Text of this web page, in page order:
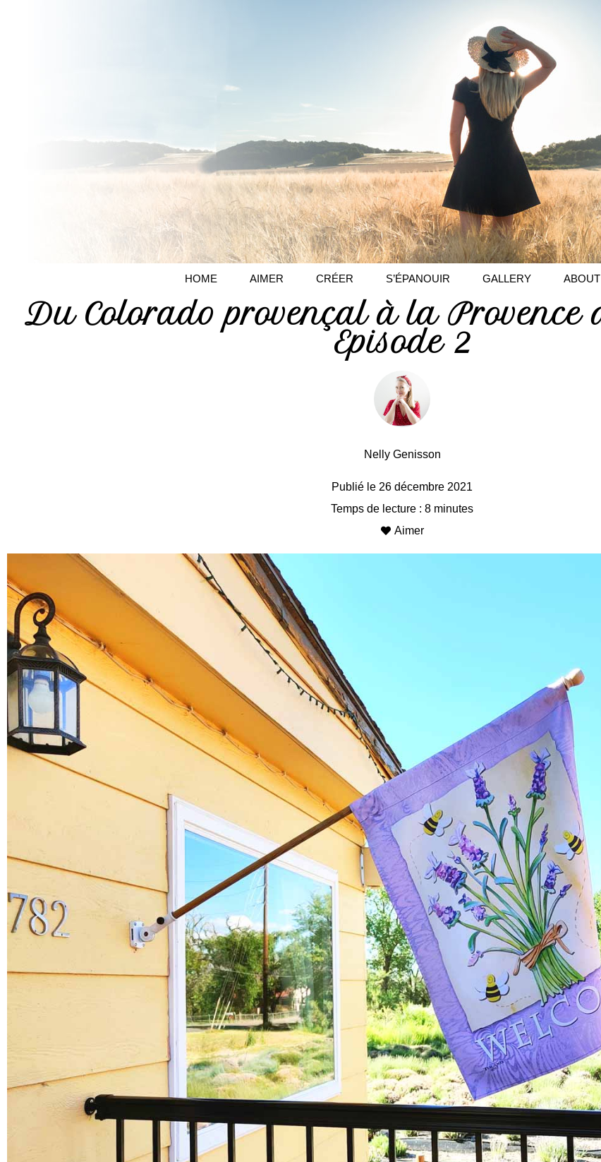
HOME AIMER CRÉER S’ÉPANOUIR GALLERY
Du Colorado provençal à la Provence
Episode 2
Nelly Genisson
Publié le 26 décembre 2021
Temps de lecture : 8 minutes
Aimer